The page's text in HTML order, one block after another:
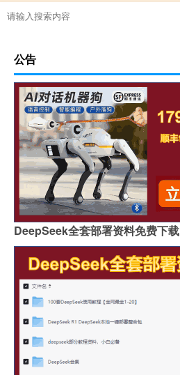
公告
DeepSeek全套部署资料免费下载